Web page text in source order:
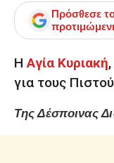
Πρόσθεσε
ΗΑγία Κυριακή
για τους
Της Δέσποινας